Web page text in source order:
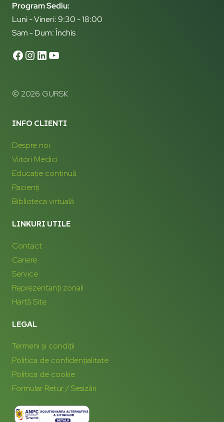
Program Sediu:
Luni - Vineri: 9:30 - 18:00
Sam - Dum: Închis
© 2026 GURSK
INFO CLIENTI
Despre noi
Viitori Medici
Educație continuă
Pacienți
Biblioteca virtuală
LINKURI UTILE
Contact
Cariere
Service
Reprezentanți zonali
Hartă Site
LEGAL
Termeni și condiții
Politica de confidențialitate
Politica de cookie
Formular Retur / Sesizări